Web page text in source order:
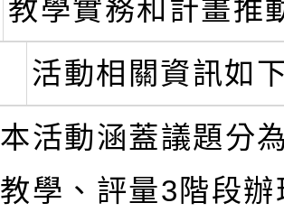
教學實務和計畫推
活動相關資訊如
本活動涵蓋議題分
教學、評量3階段辦